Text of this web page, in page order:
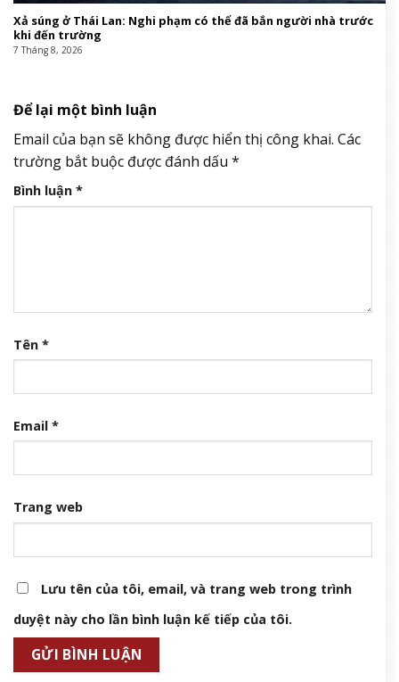
Xả súng ở Thái Lan: Nghi phạm có thể đã bắn người nhà trước
khi đến trường
7 Tháng 8, 2026
Để lại một bình luận
Email của bạn sẽ không được hiển thị công khai. Các
trường bắt buộc được đánh dấu *
Bình luận *
Tên *
Email *
Trang web
Lưu tên của tôi, email, và trang web trong trình
duyệt này cho lần bình luận kế tiếp của tôi.